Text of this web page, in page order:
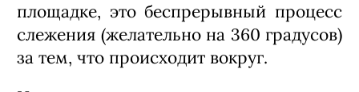
площадке, это беспрерывный процесс
слежения (желательно на 360 градусов)
за тем, что происходит вокруг.